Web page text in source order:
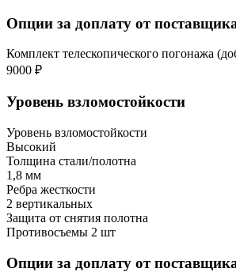
Опции за доплату от
Комплект телескопического погонажа
9000 ₽
Уровень взломостойкости
Уровень взломостойкости
Высокий
Толщина стали/полотна
1,8 мм
Ребра жесткости
2 вертикальных
Защита от снятия полотна
Противосъемы 2 шт
Опции за доплату от